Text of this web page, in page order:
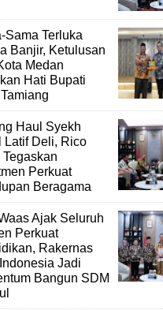
Sama Terluka
Banjir, Ketulusan
Medan
Hati Bupati
Haul Syekh
Latif Deli, Rico
Tegaskan
Perkuat
Beragama
Ajak Seluruh
Perkuat
Rakernas
Jadi
Bangun SDM